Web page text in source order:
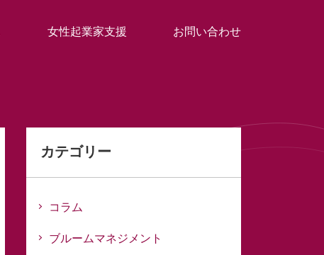
女性起業家支援 お問い合わせ
カテゴリー
コラム
ブルームマネジメント